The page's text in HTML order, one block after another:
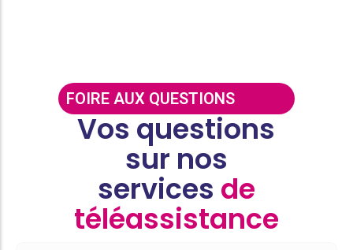
FOIRE AUX QUESTIONS
Vos questions
sur nos
services de
téléassistance